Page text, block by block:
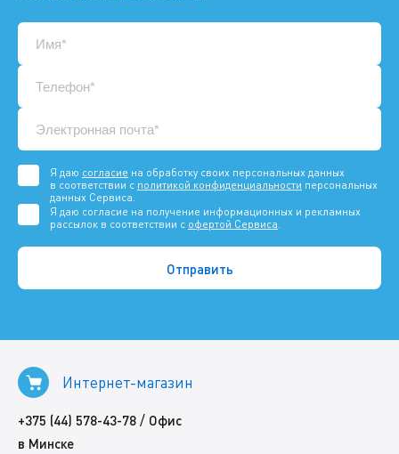
Я даю согласие на обработку своих персональных данных
в соответствии с политикой конфиденциальности персональных
данных Сервиса.
Я даю согласие на получение информационных и рекламных
рассылок в соответствии с офертой Сервиса.
Интернет-магазин
+375 (44) 578-43-78 / Офис
в Минске